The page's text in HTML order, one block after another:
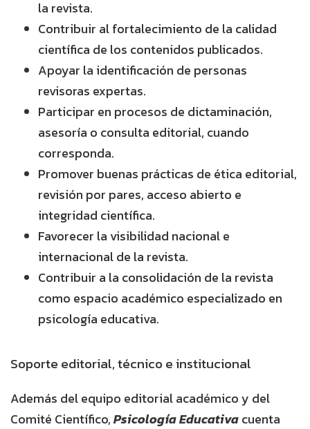
la revista.
Contribuir al fortalecimiento de la calidad
científica de los contenidos publicados.
Apoyar la identificación de personas
revisoras expertas.
Participar en procesos de dictaminación,
asesoría o consulta editorial, cuando
corresponda.
Promover buenas prácticas de ética editorial,
revisión por pares, acceso abierto e
integridad científica.
Favorecer la visibilidad nacional e
internacional de la revista.
Contribuir a la consolidación de la revista
como espacio académico especializado en
psicología educativa.
Soporte editorial, técnico e institucional
Además del equipo editorial académico y del
Comité Científico,Psicología Educativacuenta